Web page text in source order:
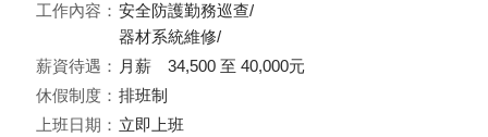
工作內容： 安全防護勤務巡查/
器材系統維修/
薪資待遇： 月薪 34,500 至 40,000元
休假制度： 排班制
上班日期： 立即上班